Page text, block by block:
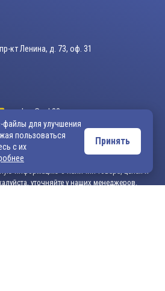
кт Ленина, д. 73, оф. 31
zakaz@vek33.ru
сайт vek33.ru носит исключительно
при каких условиях не является
информацию о наличии товара, ценах и
уточняйте у наших менеджеров.
для улучшения
пользоваться
с их
Принять